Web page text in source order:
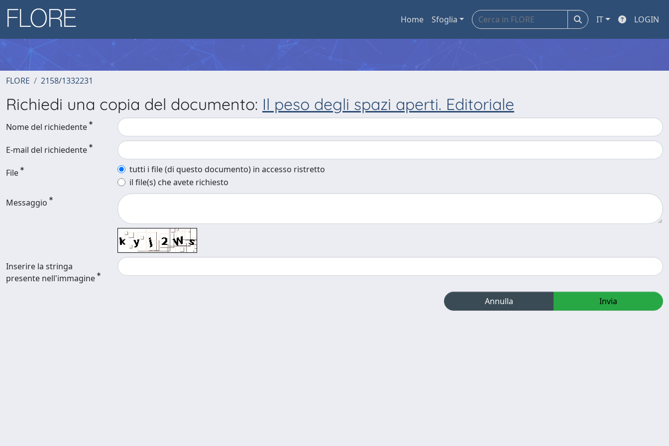
Home Sfoglia IT LOGIN
FLORE 2158/1332231
Richiedi una copia del documento: Il peso degli spazi aperti. Editoriale
Nome del richiedente
E-mail del richiedente
File
tutti i file (di questo documento) in accesso ristretto
il file(s) che avete richiesto
Messaggio
Inserire la stringa
presente nell'immagine
Annulla Invia